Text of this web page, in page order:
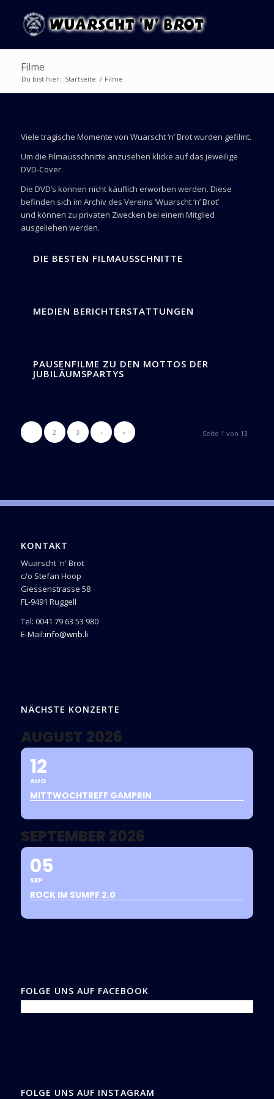
Filme
Du bist hier: Startseite / Filme
Viele tragische Momente von Wuarscht ‘n’ Brot wurden gefilmt.
Um die Filmausschnitte anzusehen klicke auf das jeweilige
DVD-Cover.
Die DVD’s können nicht käuflich erworben werden. Diese
befinden sich im Archiv des Vereins ‘Wuarscht ‘n’ Brot’
und können zu privaten Zwecken bei einem Mitglied
ausgeliehen werden.
DIE BESTEN FILMAUSSCHNITTE
MEDIEN BERICHTERSTATTUNGEN
PAUSENFILME ZU DEN MOTTOS DER
JUBILÄUMSPARTYS
Seite 1 von 13
2 3 › »
KONTAKT
Wuarscht 'n' Brot
c/o Stefan Hoop
Giessenstrasse 58
FL-9491 Ruggell
Tel: 0041 79 63 53 980
E-Mail:info@wnb.li
NÄCHSTE KONZERTE
AUGUST 2026
12
AUG
MITTWOCHTREFF GAMPRIN
SEPTEMBER 2026
05
SEP
ROCK IM SUMPF 2.0
FOLGE UNS AUF FACEBOOK
FOLGE UNS AUF INSTAGRAM